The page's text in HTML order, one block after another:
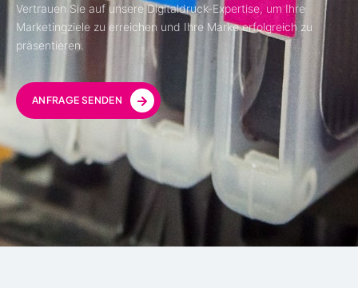
Vertrauen Sie auf unsere Digitaldruck-Expertise, um Ihre
Marketingziele zu erreichen und Ihre Marke erfolgreich zu
präsentieren.
ANFRAGE SENDEN